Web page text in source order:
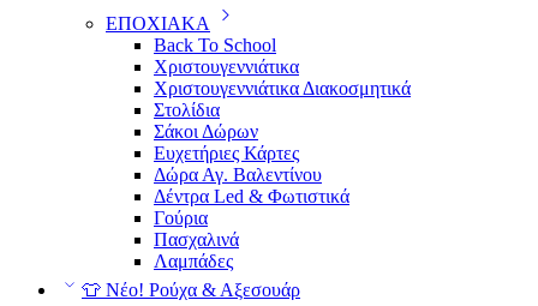
ΕΠΟΧΙΑΚΑ
Back To School
Χριστουγεννιάτικα
Χριστουγεννιάτικα Διακοσμητικά
Στολίδια
Σάκοι Δώρων
Ευχετήριες Κάρτες
Δώρα Αγ. Βαλεντίνου
Δέντρα Led & Φωτιστικά
Γούρια
Πασχαλινά
Λαμπάδες
👕 Νέο! Ρούχα & Αξεσουάρ